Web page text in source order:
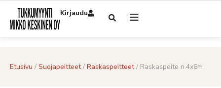
Kirjaudu
Etusivu / Suojapeitteet/ Raskaspeitteet/ Raskaspeite n.4x6m